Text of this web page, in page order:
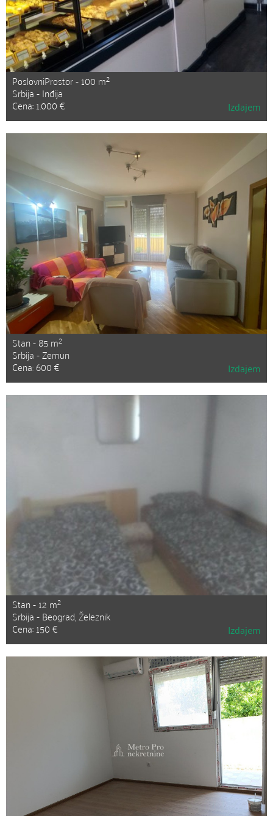
PoslovniProstor - 100 m2
Srbija - Inđija
Cena: 1.000 € Izdajem
Stan - 85 m2
Srbija - Zemun
Cena: 600 € Izdajem
Stan - 12 m2
Srbija - Beograd, Železnik
Cena: 150 € Izdajem